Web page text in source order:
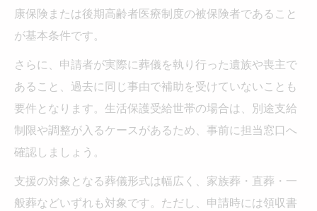
康保険または後期高齢者医療制度の被保険者であること
が基本条件です。
さらに、申請者が実際に葬儀を執り行った遺族や喪主で
あること、過去に同じ事由で補助を受けていないことも
要件となります。生活保護受給世帯の場合は、別途支給
制限や調整が入るケースがあるため、事前に担当窓口へ
確認しましょう。
支援の対象となる葬儀形式は幅広く、家族葬・直葬・一
般葬などいずれも対象です。ただし、申請時には領収書